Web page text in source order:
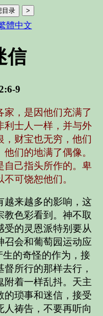
目录 >
體中文
信
9
，是因他们充满了
利士人一样，并与外
，财宝也无穷，他们
们的地满了偶像。
自己指头所作的。卑
可饶恕他们。
越来越多的影响，这
教色彩看到。神不取
受的灵恩派特别要从
召会和葡萄园运动应
生的奇怪的作为，接
所行的那样去行，
附着一样乱抖。天主
的琐事和迷信，接受
祷告，不要再听向